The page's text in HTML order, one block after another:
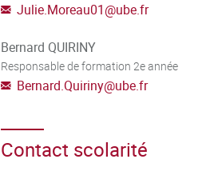
Julie.Moreau01@ube.fr
Bernard QUIRINY
Responsable de formation 2e année
Bernard.Quiriny@ube.fr
Contact scolarité